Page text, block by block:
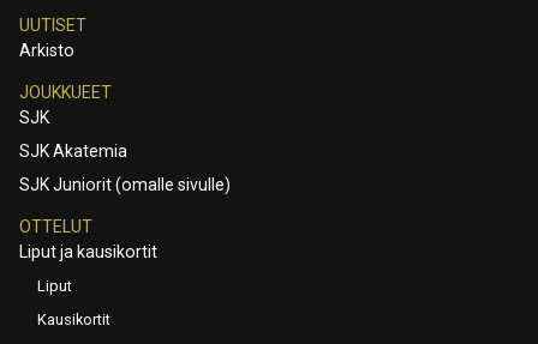
UUTISET
Arkisto
JOUKKUEET
SJK
SJK Akatemia
SJK Juniorit (omalle sivulle)
OTTELUT
Liput ja kausikortit
Liput
Kausikortit